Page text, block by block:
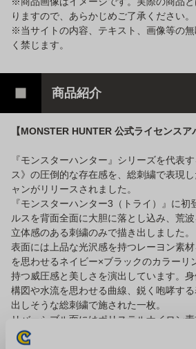
りますので、あらかじめご了承ください。
※当サイトの内容、テキスト、画像等の
く禁じます。
商品紹介
【MONSTER HUNTER 公式ライセンスア
『モンスターハンター』シリーズを代表
ス》の圧倒的な存在感を、総刺繍で表現
ャンがリリースされました。
『モンスターハンター3（トライ）』に初
ルスを背面全面に大胆に落とし込み、荒
立体感のある刺繍のみで描き出しました。
表面には上品な光沢感を持つレーヨン素
を思わせるネイビー×ブラックのカラーリ
持つ威圧感と美しさを演出しています。
構図や水流を思わせる曲線、鋭く咆哮す
出しそうな総刺繍で施された一枚。
リバーシブル面にはポリステルナイロン
ーのフライトジャケットをベースにした